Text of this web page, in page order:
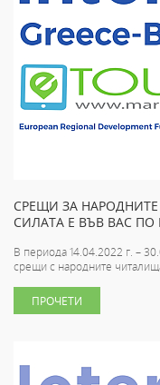
СРЕЩИ ЗА
СИЛАТА Е ВЪВ ВАС ПО
В периода 14.04.2022 г. –
срещи с народните
ПРОЧЕТИ